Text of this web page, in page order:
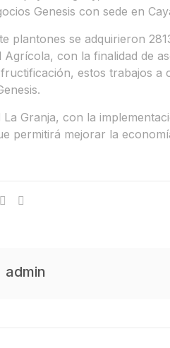
Genesis con sede en
plantones se adquirieron
Agrícola, con la finalidad de
estos trabajos a
La Granja, con la
permitirá mejorar la
admin